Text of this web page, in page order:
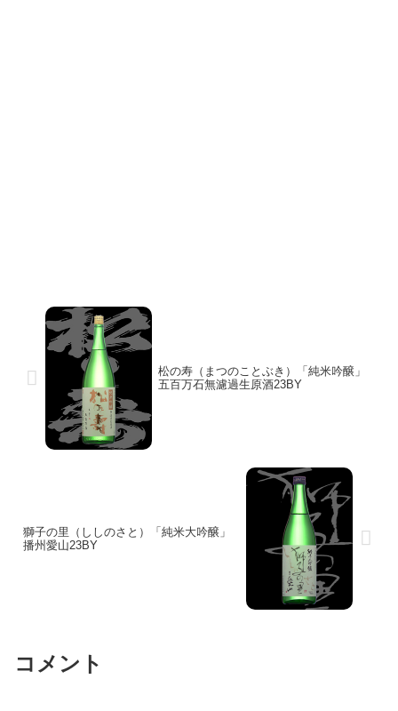
松の寿（まつのことぶき）「純米吟醸」
五百万石無濾過生原酒23BY
獅子の里（ししのさと）「純米大吟醸」
播州愛山23BY
コメント